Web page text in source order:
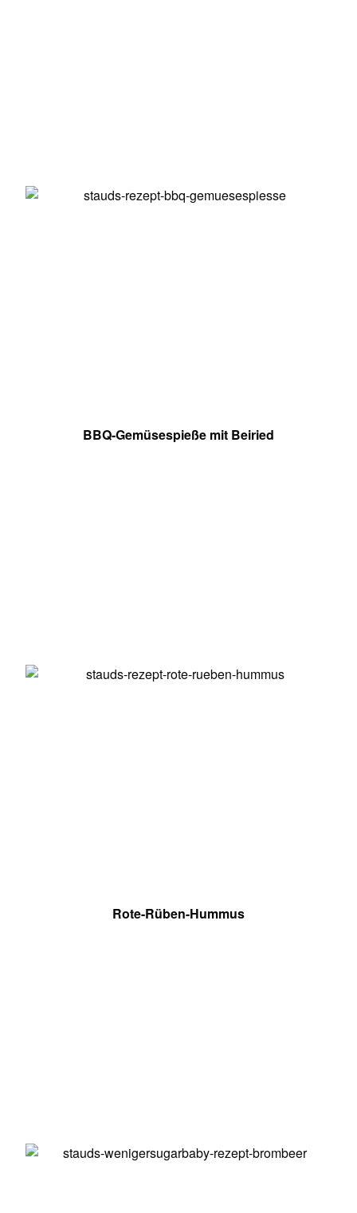
BBQ-Gemüsespieße mit Beiried
Rote-Rüben-Hummus